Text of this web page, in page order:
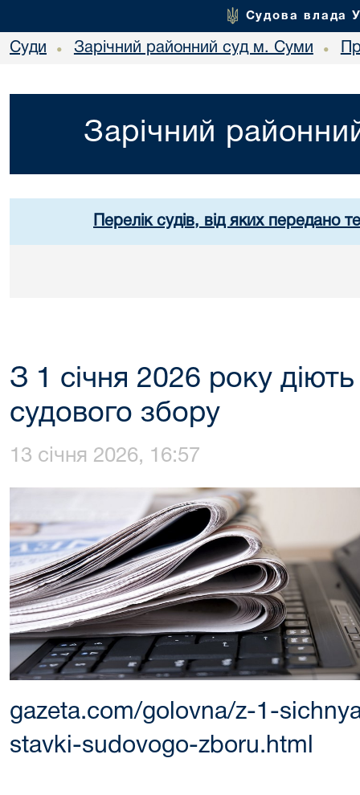
Судова влада
Суди • Зарічний районний суд м. Суми •
Зарічний
Перелік судів, від яких передано
З 1 січня 2026 року діють
судового збору
13 січня 2026, 16:57
gazeta.com/golovna/z-1-
stavki-sudovogo-zboru.html